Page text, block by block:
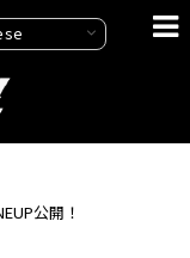
公開！